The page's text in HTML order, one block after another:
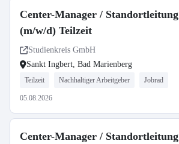
Center-Manager / Standortleitung
(m/w/d) Teilzeit
Studienkreis GmbH
Sankt Ingbert, Bad Marienberg
Teilzeit Nachhaltiger Arbeitgeber Jobrad
05.08.2026
Center-Manager / Standortleitung